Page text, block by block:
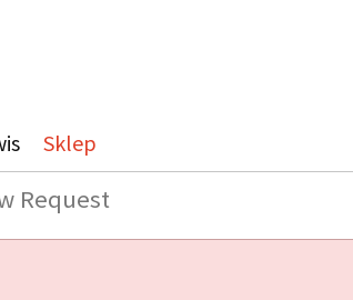
Sklep
Request